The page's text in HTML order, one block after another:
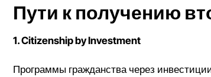
Пути к получению
1. Citizenship by Investment
Программы гражданства через